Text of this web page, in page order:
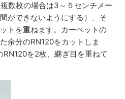
数枚の場合は3～５センチメー
ができないようにする）、そ
トを重ねます。カーペットの
余分のRN120をカットしま
を2枚、継ぎ目を重ねて